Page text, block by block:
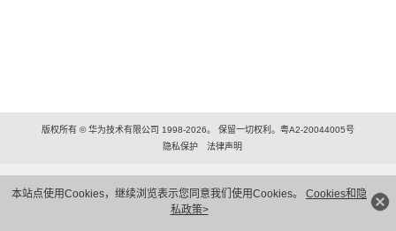
本站点使用Cookies，继续浏览表示您同意我们使用Cookies。 Cookies和隐
私政策>
版权所有 © 华为技术有限公司 1998-2026。 保留一切权利。粤A2-20044005号
隐私保护
法律声明